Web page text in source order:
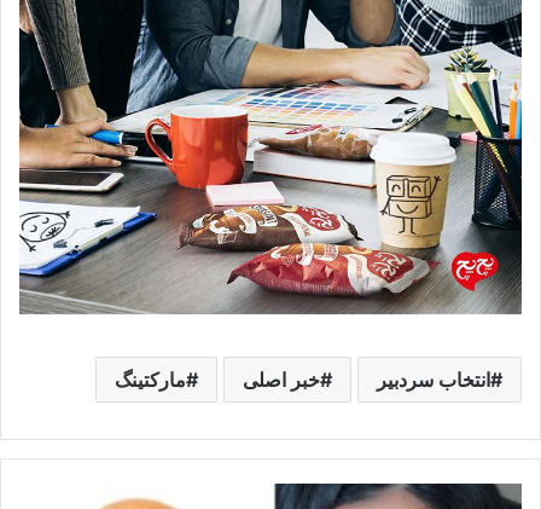
انتخاب سردبیر خبر اصلی مارکتینگ